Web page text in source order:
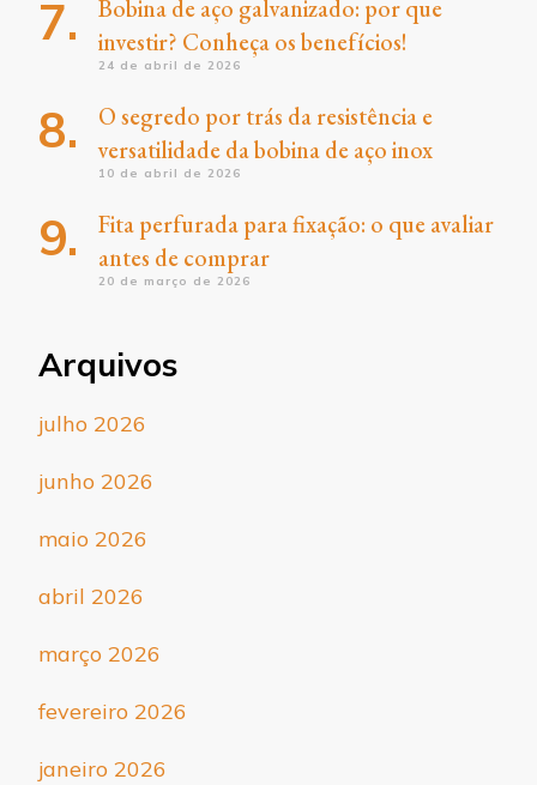
Bobina de aço galvanizado: por que
investir? Conheça os benefícios!
24 de abril de 2026
O segredo por trás da resistência e
versatilidade da bobina de aço inox
10 de abril de 2026
Fita perfurada para fixação: o que avaliar
antes de comprar
20 de março de 2026
Arquivos
julho 2026
junho 2026
maio 2026
abril 2026
março 2026
fevereiro 2026
janeiro 2026